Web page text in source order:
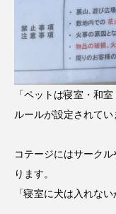
「ペットは寝室・和
ルールが設定されてい
コテージにはサーク
ります。
「寝室に犬は入れな